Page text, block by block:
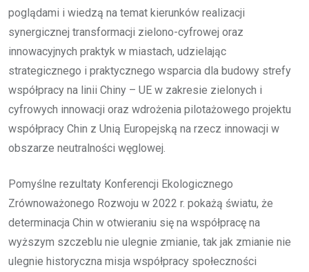
poglądami i wiedzą na temat kierunków realizacji
synergicznej transformacji zielono-cyfrowej oraz
innowacyjnych praktyk w miastach, udzielając
strategicznego i praktycznego wsparcia dla budowy strefy
współpracy na linii Chiny – UE w zakresie zielonych i
cyfrowych innowacji oraz wdrożenia pilotażowego projektu
współpracy Chin z Unią Europejską na rzecz innowacji w
obszarze neutralności węglowej.
Pomyślne rezultaty Konferencji Ekologicznego
Zrównoważonego Rozwoju w 2022 r. pokażą światu, że
determinacja Chin w otwieraniu się na współpracę na
wyższym szczeblu nie ulegnie zmianie, tak jak zmianie nie
ulegnie historyczna misja współpracy społeczności